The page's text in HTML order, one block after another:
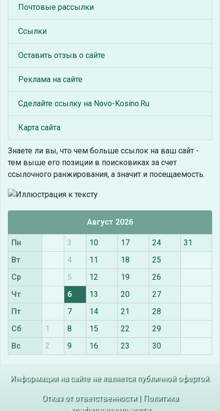
Почтовые рассылки
Ссылки
Оставить отзыв о сайте
Реклама на сайте
Сделайте ссылку на Novo-Kosino.Ru
Карта сайта
Знаете ли вы, что чем больше ссылок на ваш сайт -
тем выше его позиции в поисковиках за счет
ссылочного ранжирования, а значит и посещаемость.
Август 2026
Пн 3 10 17 24
31
Вт
4 11 18
25
Ср
5 12 19
26
Чт
6 13 20
27
Пт
7 14 21
28
Сб
1 8 15 22
29
Вс
2 9 16 23 30
Информация на сайте не является публичной офертой.
Отказ от ответственности| Политика